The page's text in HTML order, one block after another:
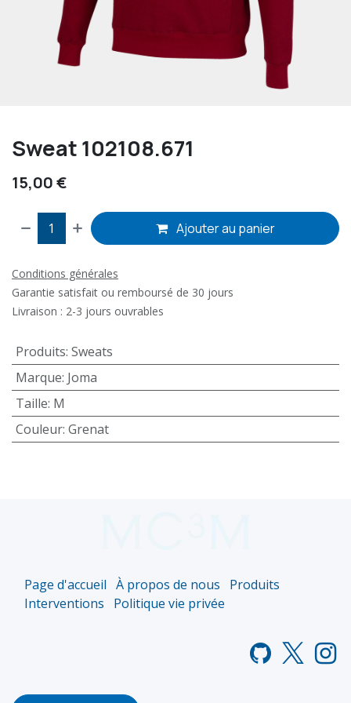
Sweat 102108.671
15,00€
Ajouter au panier
Conditions générales
Garantie satisfait ou remboursé de 30 jours
Livraison : 2-3 jours ouvrables
Produits: Sweats
Marque: Joma
Taille: M
Couleur: Grenat
Page d'accueil À propos de nous
Produits
Interventions
Politique vie privée